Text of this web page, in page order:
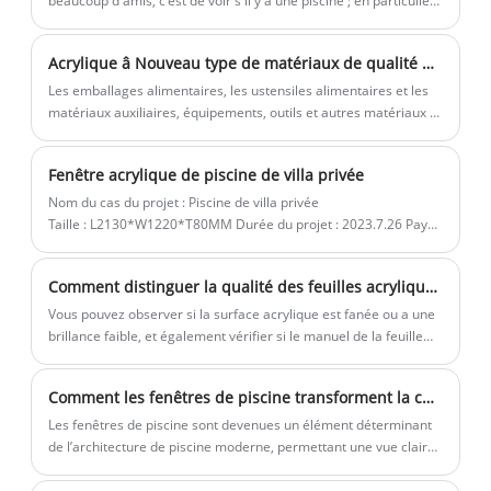
d'un logiciel d'analyse par éléments finis,
et fournir aux clients le rapport de
recommandation d'épaisseur le plus
fiable et le plus sûr. La fabrication
Kingsign est également appelée
fabrication intelligente.
acryliques personnalisés, tels que des
tubes à brides acryliques, des produits
acryliques OEM selon le dessin de
conception du client.
qui étourdit le cercle d'amis ; ces piscines à débordement sont
tout simplement le rêve le plus sensuel de l'été !
Acrylique â Nouveau type de matériaux de qualité alimentaire
Les emballages alimentaires, les ustensiles alimentaires et les
matériaux auxiliaires, équipements, outils et autres matériaux et
collectivement appelés matériaux en contact avec les aliments
(FCM).
Fenêtre acrylique de piscine de villa privée
Nom du cas du projet : Piscine de villa privée
Taille : L2130*W1220*T80MM Durée du projet : 2023.7.26 Pays :
Comment distinguer la qualité des feuilles acryliques?
Vous pouvez observer si la surface acrylique est fanée ou a une
brillance faible, et également vérifier si le manuel de la feuille
Comment les fenêtres de piscine transforment la conception et la sécurité de la piscine ?
Les fenêtres de piscine sont devenues un élément déterminant
de l’architecture de piscine moderne, permettant une vue claire